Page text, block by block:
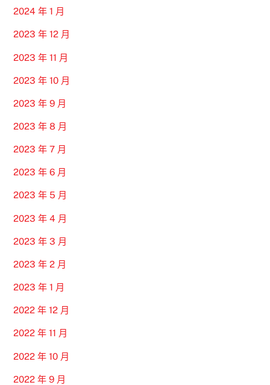
2024 年 1 月
2023 年 12 月
2023 年 11 月
2023 年 10 月
2023 年 9 月
2023 年 8 月
2023 年 7 月
2023 年 6 月
2023 年 5 月
2023 年 4 月
2023 年 3 月
2023 年 2 月
2023 年 1 月
2022 年 12 月
2022 年 11 月
2022 年 10 月
2022 年 9 月